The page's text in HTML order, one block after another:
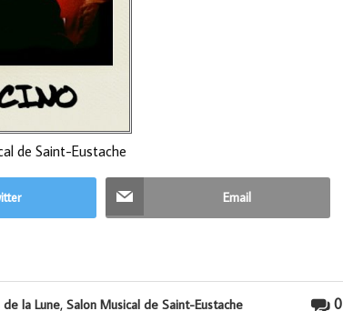
de Saint-Eustache
Email
0
de la Lune, Salon Musical de Saint-Eustache